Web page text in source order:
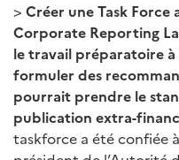
> Créer une Task Force
Corporate Reporting
le travail préparatoire à
formuler des
pourrait prendre le
publication extra-
taskforce a été confiée